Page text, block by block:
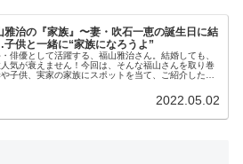
雅治の『家族』〜妻・吹石一恵の誕生日に結
供と一緒に“家族になろうよ”
俳優として活躍する、福山雅治さん。結婚しても、
気が衰えません！今回は、そんな福山さんを取り巻
や子供、実家の家族にスポットを当て、ご紹介したい
2022.05.02